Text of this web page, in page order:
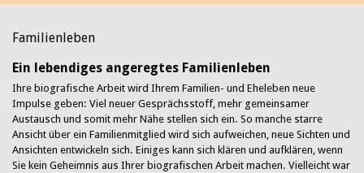
Familienleben
Ein lebendiges angeregtes Familienleben
Ihre biografische Arbeit wird Ihrem Familien- und Eheleben neue
Impulse geben: Viel neuer Gesprächsstoff, mehr gemeinsamer
Austausch und somit mehr Nähe stellen sich ein. So manche starre
Ansicht über ein Familienmitglied wird sich aufweichen, neue Sichten und
Ansichten entwickeln sich. Einiges kann sich klären und aufklären, wenn
Sie kein Geheimnis aus Ihrer biografischen Arbeit machen. Vielleicht war